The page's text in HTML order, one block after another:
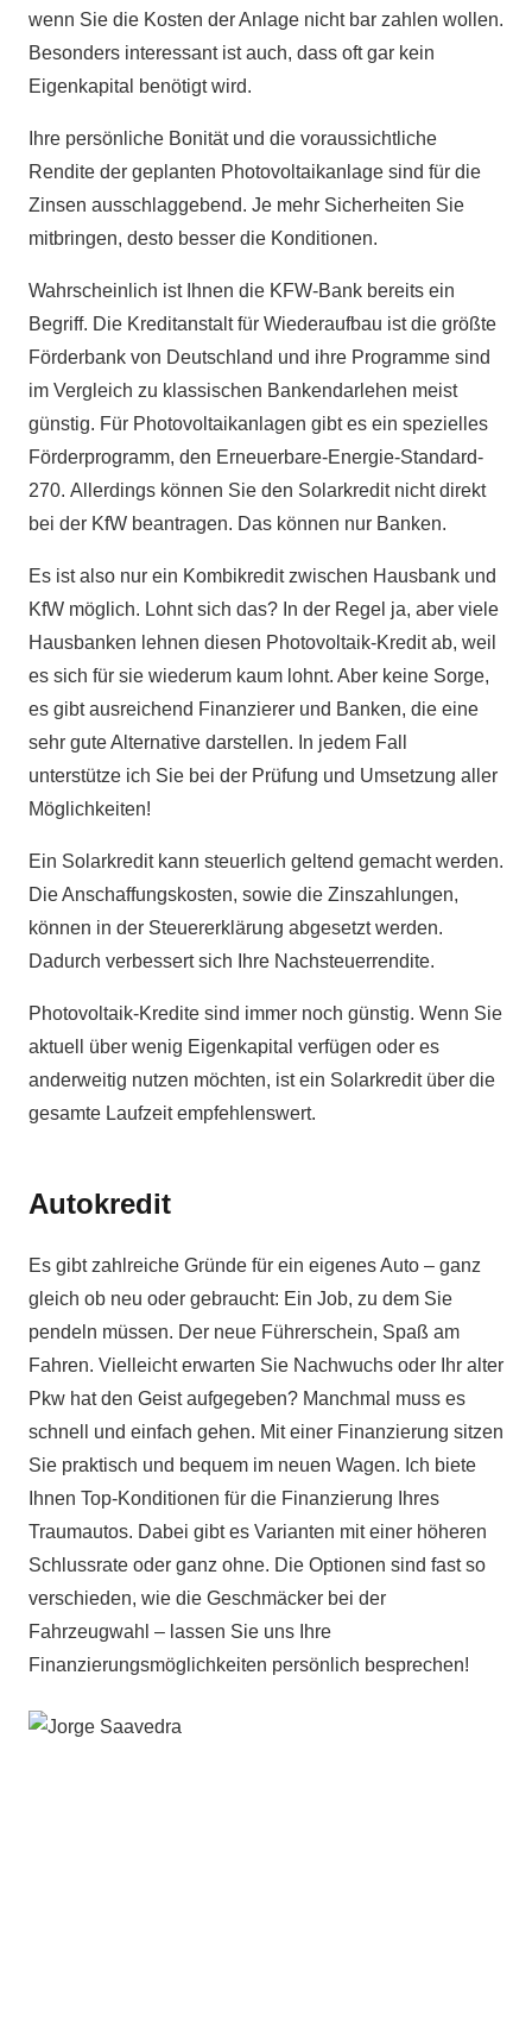
wenn Sie die Kosten der Anlage nicht bar zahlen wollen.
Besonders interessant ist auch, dass oft gar kein
Eigenkapital benötigt wird.
Ihre persönliche Bonität und die voraussichtliche
Rendite der geplanten Photovoltaikanlage sind für die
Zinsen ausschlaggebend. Je mehr Sicherheiten Sie
mitbringen, desto besser die Konditionen.
Wahrscheinlich ist Ihnen die KFW-Bank bereits ein
Begriff. Die Kreditanstalt für Wiederaufbau ist die größte
Förderbank von Deutschland und ihre Programme sind
im Vergleich zu klassischen Bankendarlehen meist
günstig. Für Photovoltaikanlagen gibt es ein spezielles
Förderprogramm, den Erneuerbare-Energie-Standard-
270. Allerdings können Sie den Solarkredit nicht direkt
bei der KfW beantragen. Das können nur Banken.
Es ist also nur ein Kombikredit zwischen Hausbank und
KfW möglich. Lohnt sich das? In der Regel ja, aber viele
Hausbanken lehnen diesen Photovoltaik-Kredit ab, weil
es sich für sie wiederum kaum lohnt. Aber keine Sorge,
es gibt ausreichend Finanzierer und Banken, die eine
sehr gute Alternative darstellen. In jedem Fall
unterstütze ich Sie bei der Prüfung und Umsetzung aller
Möglichkeiten!
Ein Solarkredit kann steuerlich geltend gemacht werden.
Die Anschaffungskosten, sowie die Zinszahlungen,
können in der Steuererklärung abgesetzt werden.
Dadurch verbessert sich Ihre Nachsteuerrendite.
Photovoltaik-Kredite sind immer noch günstig. Wenn Sie
aktuell über wenig Eigenkapital verfügen oder es
anderweitig nutzen möchten, ist ein Solarkredit über die
gesamte Laufzeit empfehlenswert.
Autokredit
Es gibt zahlreiche Gründe für ein eigenes Auto – ganz
gleich ob neu oder gebraucht: Ein Job, zu dem Sie
pendeln müssen. Der neue Führerschein, Spaß am
Fahren. Vielleicht erwarten Sie Nachwuchs oder Ihr alter
Pkw hat den Geist aufgegeben? Manchmal muss es
schnell und einfach gehen. Mit einer Finanzierung sitzen
Sie praktisch und bequem im neuen Wagen. Ich biete
Ihnen Top-Konditionen für die Finanzierung Ihres
Traumautos. Dabei gibt es Varianten mit einer höheren
Schlussrate oder ganz ohne. Die Optionen sind fast so
verschieden, wie die Geschmäcker bei der
Fahrzeugwahl – lassen Sie uns Ihre
Finanzierungsmöglichkeiten persönlich besprechen!